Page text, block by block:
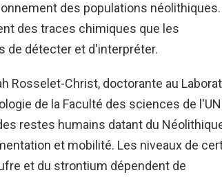
des populations
des traces chimiques que les
de détecter et d'interpréter.
Rosselet-Christ, doctorante au
de la Faculté des sciences de
restes humains datant du
et mobilité. Les niveaux de
et du strontium dépendent de